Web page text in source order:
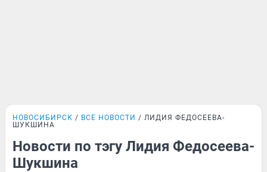
НОВОСИБИРСК ВСЕ НОВОСТИ
ЛИДИЯ ФЕДОСЕЕВА-
ШУКШИНА
Новости по тэгу Лидия Федосеева-
Шукшина